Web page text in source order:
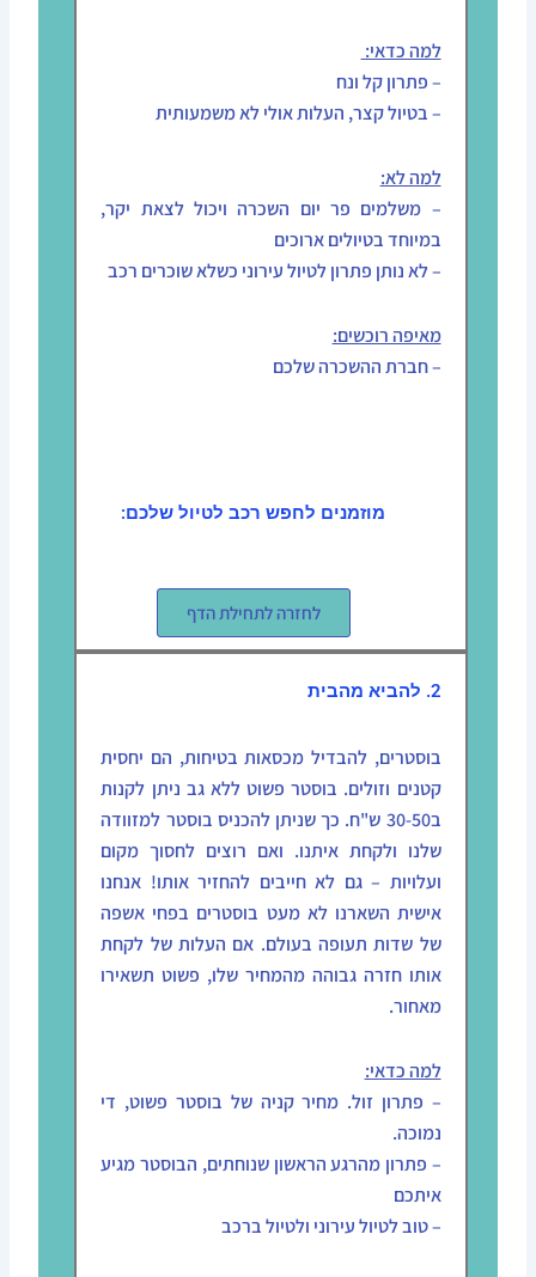
למה כדאי:
– פתרון קל ונח
– בטיול קצר, העלות אולי לא משמעותית
למה לא:
– משלמים פר יום השכרה ויכול לצאת יקר,
במיוחד בטיולים ארוכים
– לא נותן פתרון לטיול עירוני כשלא שוכרים רכב
מאיפה רוכשים:
– חברת ההשכרה שלכם
מוזמנים לחפש רכב לטיול שלכם:
לחזרה לתחילת הדף
2. להביא מהבית
בוסטרים, להבדיל מכסאות בטיחות, הם יחסית
קטנים וזולים. בוסטר פשוט ללא גב ניתן לקנות
ב30-50 ש"ח. כך שניתן להכניס בוסטר למזוודה
שלנו ולקחת איתנו. ואם רוצים לחסוך מקום
ועלויות – גם לא חייבים להחזיר אותו! אנחנו
אישית השארנו לא מעט בוסטרים בפחי אשפה
של שדות תעופה בעולם. אם העלות של לקחת
אותו חזרה גבוהה מהמחיר שלו, פשוט תשאירו
מאחור.
למה כדאי:
– פתרון זול. מחיר קניה של בוסטר פשוט, די
נמוכה.
– פתרון מהרגע הראשון שנוחתים, הבוסטר מגיע
איתכם
– טוב לטיול עירוני ולטיול ברכב